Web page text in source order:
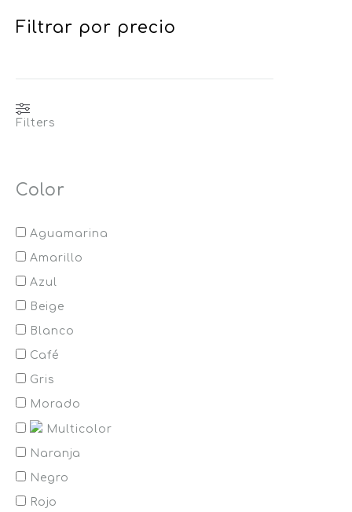
Filtrar por precio
Filters
Color
Aguamarina
Amarillo
Azul
Beige
Blanco
Café
Gris
Morado
Multicolor
Naranja
Negro
Rojo